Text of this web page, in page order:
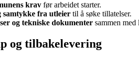
krav før arbeidet starter.
samtykke fra utleier til å søke tillatelser.
og tekniske dokumenter sammen med
og tilbakelevering